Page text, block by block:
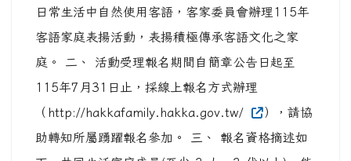
日常生活中自然使用客語，客家委員會辦理115年
客語家庭表揚活動，表揚積極傳承客語文化之家
庭。 二、 活動受理報名期間自簡章公告日起至
115年7月31日止，採線上報名方式辦理
（http://hakkafamily.hakka.gov.tw/
），請協
助轉知所屬踴躍報名參加。 三、 報名資格摘述如